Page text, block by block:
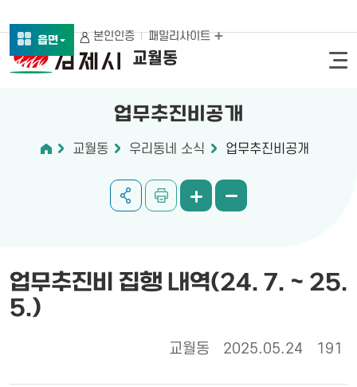
교월동
읍면 본인인증 패밀리사이트
업무추진비공개
교월동 우리동네 소식 업무추진비공개
업무추진비 집행 내역(24. 7. ~ 25.
5.)
교월동 2025.05.24 191